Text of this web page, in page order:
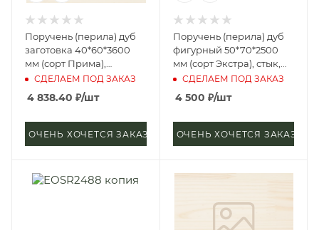
Поручень (перила) дуб
заготовка 40*60*3600
мм (сорт Прима),
цельноламельная, цб-2,
СДЕЛАЕМ ПОД ЗАКАЗ
4 838.40 ₽/шт
ОЧЕНЬ ХОЧЕТСЯ ЗАКАЗАТЬ
Поручень (перила) дуб
фигурный 50*70*2500
мм (сорт Экстра), стык,
стп-м, д3
СДЕЛАЕМ ПОД ЗАКАЗ
4 500 ₽/шт
ОЧЕНЬ ХОЧЕТСЯ ЗАКАЗАТЬ